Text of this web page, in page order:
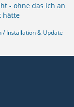
- ohne das ich an
hätte
/ Installation & Update